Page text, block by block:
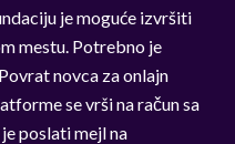
je moguće izvršiti
mestu. Potrebno je
novca za onlajn
se vrši na račun sa
poslati mejl na